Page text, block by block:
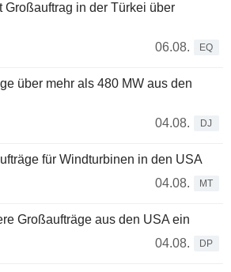
Großauftrag in der Türkei über
06.08.
EQ
über mehr als 480 MW aus den
04.08.
DJ
für Windturbinen in den USA
04.08.
MT
Großaufträge aus den USA ein
04.08.
DP